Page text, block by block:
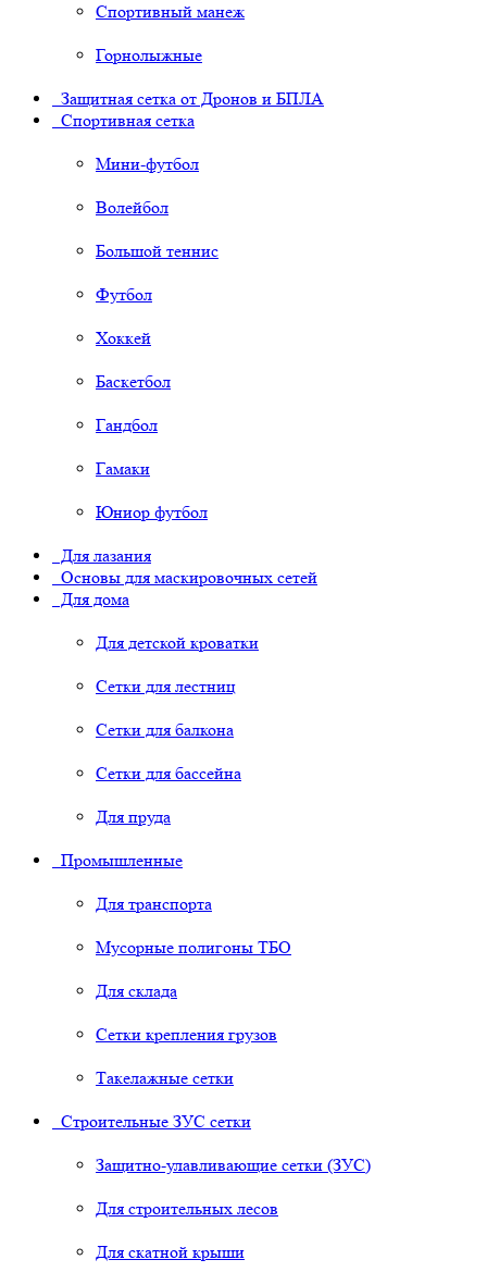
Спортивный манеж
Горнолыжные
Защитная сетка от Дронов и БПЛА
Спортивная сетка
Мини-футбол
Волейбол
Большой теннис
Футбол
Хоккей
Баскетбол
Гандбол
Гамаки
Юниор футбол
Для лазания
Основы для маскировочных сетей
Для дома
Для детской кроватки
Сетки для лестниц
Сетки для балкона
Сетки для бассейна
Для пруда
Промышленные
Для транспорта
Мусорные полигоны ТБО
Для склада
Сетки крепления грузов
Такелажные сетки
Строительные ЗУС сетки
Защитно-улавливающие сетки (ЗУС)
Для строительных лесов
Для скатной крыши